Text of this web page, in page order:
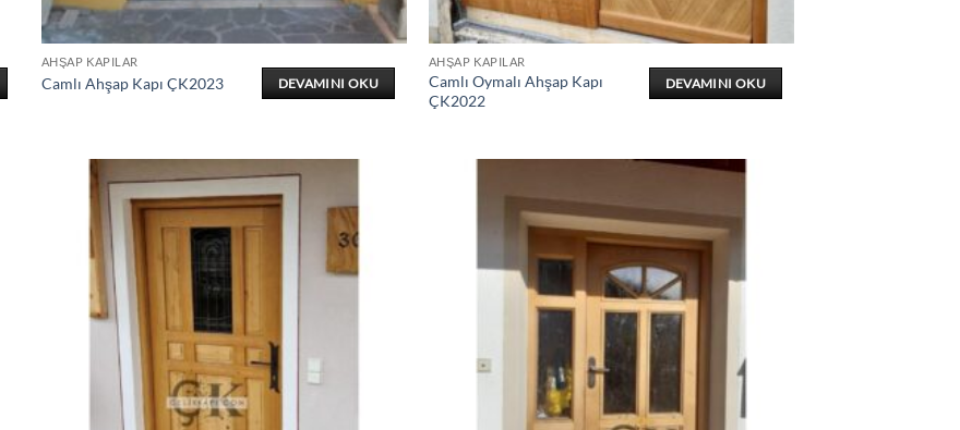
AHŞAP KAPILAR
Camlı Ahşap Kapı ÇK2023 DEVAMINI OKU
AHŞAP KAPILAR
Camlı Oymalı Ahşap Kapı
ÇK2022
DEVAMINI OKU